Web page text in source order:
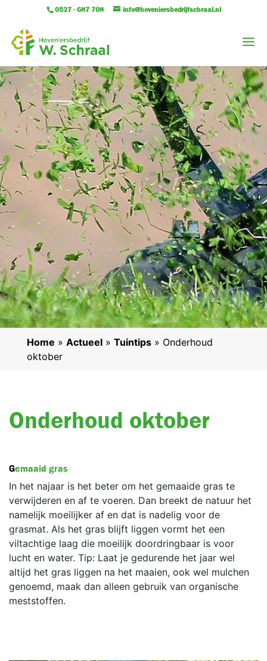
0527 - 687 708 info@hoveniersbedrijfschraal.nl
Home » Actueel» Tuintips» Onderhoud
oktober
Onderhoud oktober
Gemaaid gras
In het najaar is het beter om het gemaaide gras te
verwijderen en af te voeren. Dan breekt de natuur het
namelijk moeilijker af en dat is nadelig voor de
grasmat. Als het gras blijft liggen vormt het een
viltachtige laag die moeilijk doordringbaar is voor
lucht en water. Tip: Laat je gedurende het jaar wel
altijd het gras liggen na het maaien, ook wel mulchen
genoemd, maak dan alleen gebruik van organische
meststoffen.